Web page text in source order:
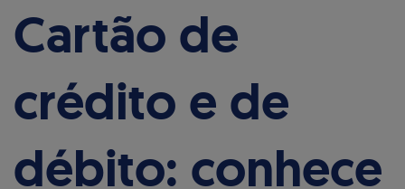
Cartão de
crédito e de
débito: conhece